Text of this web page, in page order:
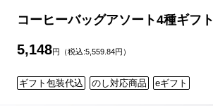
コーヒーバッグアソート4種ギフト
5,148円（税込:5,559.84円）
ギフト包装代込 のし対応商品 eギフト